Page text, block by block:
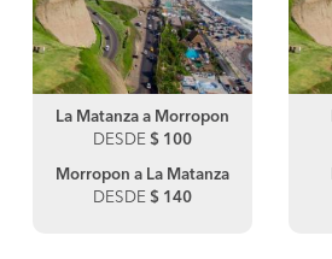
La Matanza a Morropon
DESDE $ 100
Morropon a La Matanza
DESDE $ 140